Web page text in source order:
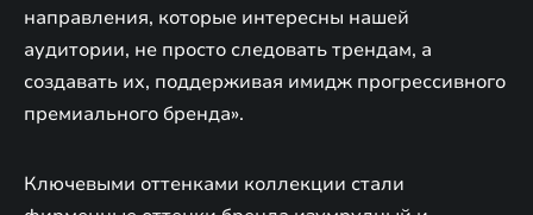
направления, которые интересны нашей
аудитории, не просто следовать трендам, а
создавать их, поддерживая имидж прогрессивного
премиального бренда».
Ключевыми оттенками коллекции стали